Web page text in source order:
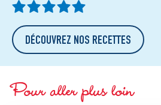
DÉCOUVREZ NOS RECETTES
Pour aller plus loin